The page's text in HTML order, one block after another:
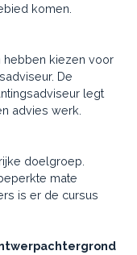
komen.
hebben kiezen voor
De
legt
advies werk.
doelgroep.
mate
is er de cursus